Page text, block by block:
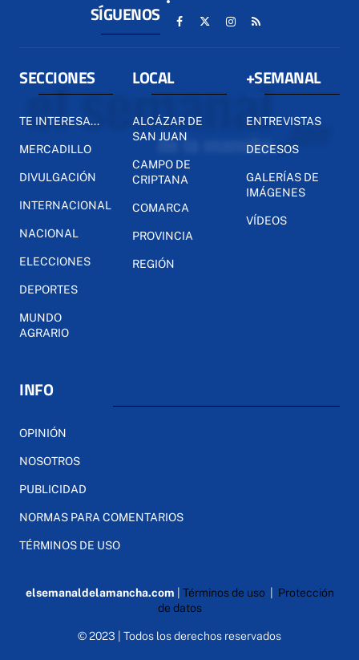
SÍGUENOS
SECCIONES
TE INTERESA...
MERCADILLO
DIVULGACIÓN
INTERNACIONAL
NACIONAL
ELECCIONES
DEPORTES
MUNDO
AGRARIO
LOCAL
ALCÁZAR DE
SAN JUAN
CAMPO DE
CRIPTANA
COMARCA
PROVINCIA
REGIÓN
+SEMANAL
ENTREVISTAS
DECESOS
GALERÍAS DE
IMÁGENES
VÍDEOS
INFO
OPINIÓN
NOSOTROS
PUBLICIDAD
NORMAS PARA COMENTARIOS
TÉRMINOS DE USO
elsemanaldelamancha.com Términos de uso| Protección
de datos
© 2023 | Todos los derechos reservados